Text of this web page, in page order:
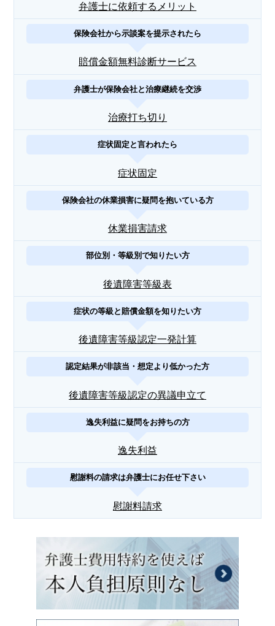
弁護士に依頼するメリット
保険会社から示談案を提示されたら
賠償金額無料診断サービス
弁護士が保険会社と治療継続を交渉
治療打ち切り
症状固定と言われたら
症状固定
保険会社の休業損害に疑問を抱いている方
休業損害請求
部位別・等級別で知りたい方
後遺障害等級表
症状の等級と賠償金額を知りたい方
後遺障害等級認定一発計算
認定結果が非該当・想定より低かった方
後遺障害等級認定の異議申立て
逸失利益に疑問をお持ちの方
逸失利益
慰謝料の請求は弁護士にお任せ下さい
慰謝料請求